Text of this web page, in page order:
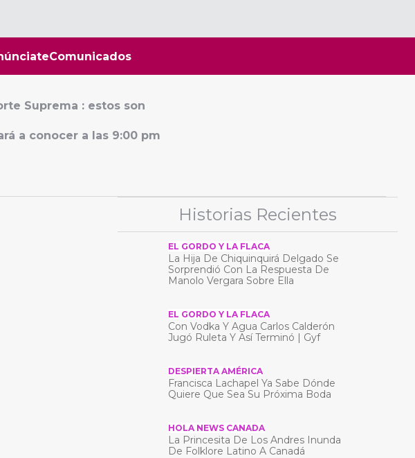
Comunicados
Suprema : estos son
a conocer a las 9:00 pm
Historias Recientes
EL GORDO Y LA FLACA
La Hija De Chiquinquirá Delgado Se
Sorprendió Con La Respuesta De
Manolo Vergara Sobre Ella
EL GORDO Y LA FLACA
Con Vodka Y Agua Carlos Calderón
Jugó Ruleta Y Así Terminó | Gyf
DESPIERTA AMÉRICA
Francisca Lachapel Ya Sabe Dónde
Quiere Que Sea Su Próxima Boda
HOLA NEWS CANADA
La Princesita De Los Andres Inunda
De Folklore Latino A Canadá